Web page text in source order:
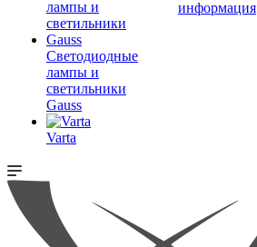
Светодиодные
лампы и
светильники
Gauss
Varta
информация